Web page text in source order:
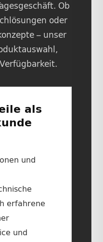
Ob
oder
– unser
als
und
erfahrene
und